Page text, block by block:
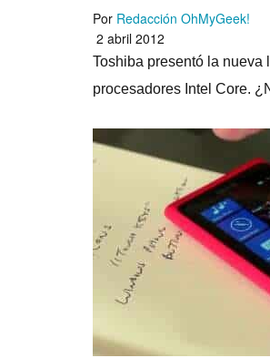
Por Redacción OhMyGeek!
2 abril 2012
Toshiba presentó la nueva
procesadores Intel Core.